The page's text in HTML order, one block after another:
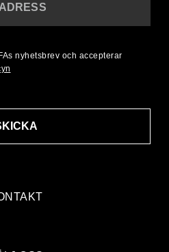
nyhetsbrev och accepterar